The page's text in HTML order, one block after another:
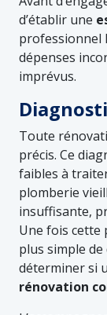
d’établir une
professionnel
dépenses
imprévus.
Toute
précis. Ce
faibles à
plomberie
insuffisante,
Une fois cette
plus simple
déterminer si
rénovation